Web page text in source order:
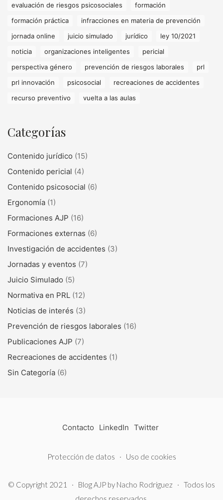
evaluación de riesgos psicosociales
formación
formación práctica
infracciones en materia de prevención
jornada online
juicio simulado jurídico
ley 10/2021
noticia
organizaciones inteligentes
pericial
perspectiva género
prevención de riesgos laborales
prl
prl innovación
psicosocial
recreaciones de accidentes
recurso preventivo
vuelta a las aulas
Categorías
Contenido jurídico (15)
Contenido pericial (4)
Contenido psicosocial (6)
Ergonomía (1)
Formaciones AJP (16)
Formaciones externas (6)
Investigación de accidentes (3)
Jornadas y eventos (7)
Juicio Simulado (5)
Normativa en PRL (12)
Noticias de interés (3)
Prevención de riesgos laborales (16)
Publicaciones AJP (7)
Recreaciones de accidentes (1)
Sin Categoría (6)
Contacto LinkedIn Twitter
Protección de datos · Uso de cookies
© Copyright 2021 · Blog AJP by Nacho Rodriguez · Todos los